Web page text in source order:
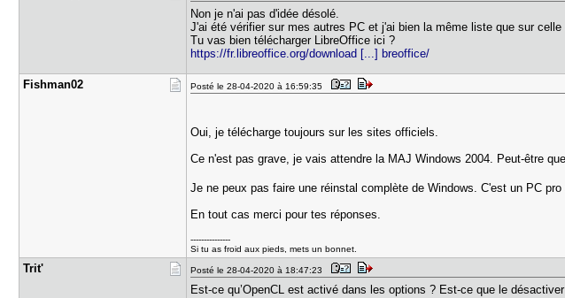
Non je n'ai pas d'idée désolé.
J'ai été vérifier sur mes autres PC et j'ai bien la même liste que sur
Tu vas bien télécharger LibreOffice ici ?
https://fr.libreoffice.org/download [...] breoffice/
Fishman02 Posté le 28-04-2020 à 16:59:35
Oui, je télécharge toujours sur les sites officiels.
Ce n'est pas grave, je vais attendre la MAJ Windows 2004. Peut-être
Je ne peux pas faire une réinstal complète de Windows. C'est un PC
En tout cas merci pour tes réponses.
---------------
Si tu as froid aux pieds, mets un bonnet.
Trit' Posté le 28-04-2020 à 18:47:23
Est-ce qu’OpenCL est activé dans les options ? Est-ce que le